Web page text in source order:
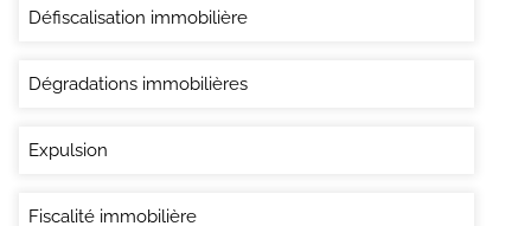
Défiscalisation immobilière
Dégradations immobilières
Expulsion
Fiscalité immobilière